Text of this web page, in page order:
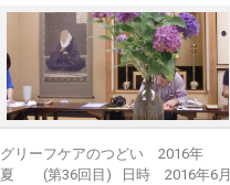
グリーフケアのつどい 2016年
夏 (第36回目) 日時 2016年6月